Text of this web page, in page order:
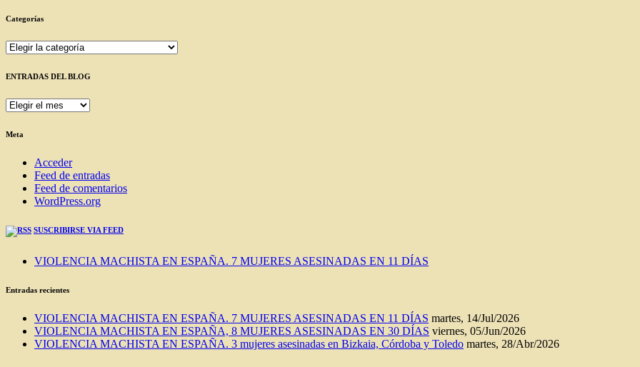
Categorías
Categorías
ENTRADAS DEL BLOG
ENTRADAS
BLOG
Meta
Acceder
Feed de entradas
Feed de comentarios
WordPress.org
SUSCRIBIRSE VIA FEED
VIOLENCIA MACHISTA EN ESPAÑA. 7 MUJERES ASESINADAS EN 11 DÍAS
Entradas recientes
VIOLENCIA MACHISTA EN ESPAÑA. 7 MUJERES ASESINADAS EN 11 DÍAS martes, 14/Jul/2026
VIOLENCIA MACHISTA EN ESPAÑA, 8 MUJERES ASESINADAS EN 30 DÍAS viernes, 05/Jun/2026
VIOLENCIA MACHISTA EN ESPAÑA. 3 mujeres asesinadas en Bizkaia, Córdoba y Toledo martes, 28/Abr/2026